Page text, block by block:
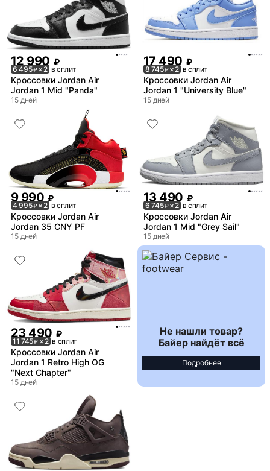
12 990 ₽
6 495₽× 2 в сплит
Кроссовки Jordan Air
Jordan 1 Mid "Panda"
15 дней
17 490 ₽
8 745₽× 2 в сплит
Кроссовки Jordan Air
Jordan 1 "University Blue"
15 дней
9 990 ₽
4 995₽× 2 в сплит
Кроссовки Jordan Air
Jordan 35 CNY PF
15 дней
13 490 ₽
6 745₽× 2 в сплит
Кроссовки Jordan Air
Jordan 1 Mid "Grey Sail"
15 дней
23 490 ₽
11 745₽ × 2 в сплит
Кроссовки Jordan Air
Jordan 1 Retro High OG
"Next Chapter"
15 дней
Не нашли товар?
Байер найдёт всё
Подробнее